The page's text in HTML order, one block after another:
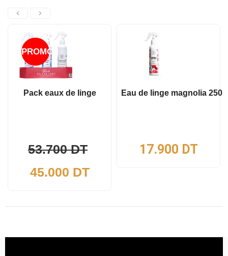
PROMO !
Pack eaux de linge
53.700DT
53.700 DT.
45.000 DTLe
est :
Eau de linge magnolia
17.900 DT